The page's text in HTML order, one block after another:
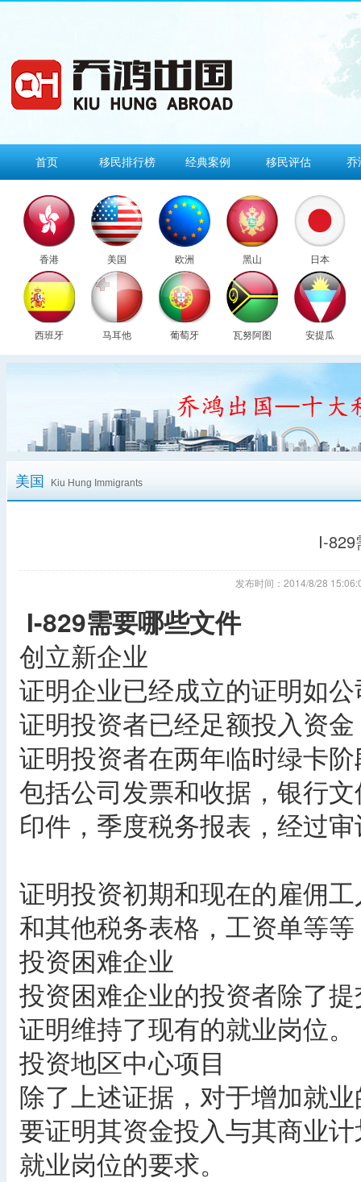
首页 移民排行榜 经典案例 移民评估 乔
香港 美国 欧洲 黑山 日本
西班牙 马耳他 葡萄牙 瓦努阿图 安提瓜
美国 Kiu Hung Immigrants
I-829
发布时间：2014/8/28
I-829需要哪些文件
创立新企业
证明企业已经成立的证明如
证明投资者已经足额投入资金
证明投资者在两年临时绿卡
包括公司发票和收据，银行
印件，季度税务报表，经过
证明投资初期和现在的雇佣
和其他税务表格，工资单等等
投资困难企业
投资困难企业的投资者除了
证明维持了现有的就业岗位。
投资地区中心项目
除了上述证据，对于增加就
要证明其资金投入与其商业
就业岗位的要求。